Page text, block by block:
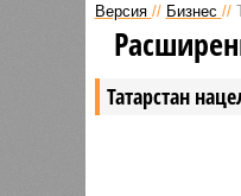
из Турции и
на
санаторий
Первые
Версия // Бизнес //
Татарстан